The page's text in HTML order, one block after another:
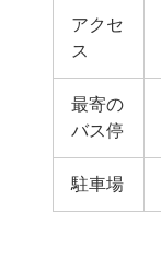
アクセ
ス
最寄の
バス停
駐車場